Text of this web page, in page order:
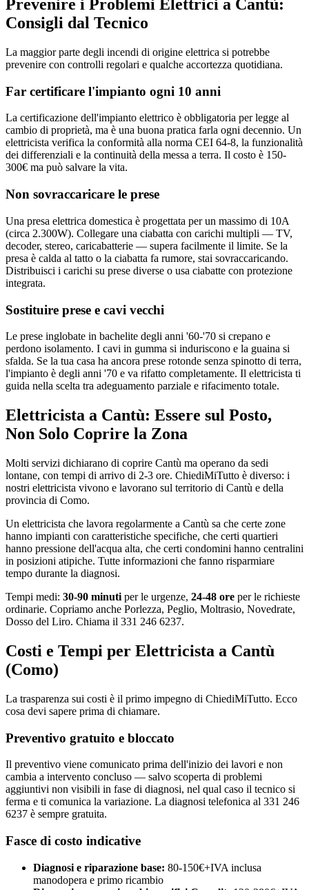
Prevenire i Problemi Elettrici a Cantù:
Consigli dal Tecnico
La maggior parte degli incendi di origine elettrica si potrebbe
prevenire con controlli regolari e qualche accortezza quotidiana.
Far certificare l'impianto ogni 10 anni
La certificazione dell'impianto elettrico è obbligatoria per legge al
cambio di proprietà, ma è una buona pratica farla ogni decennio. Un
elettricista verifica la conformità alla norma CEI 64-8, la funzionalità
dei differenziali e la continuità della messa a terra. Il costo è 150-
300€ ma può salvare la vita.
Non sovraccaricare le prese
Una presa elettrica domestica è progettata per un massimo di 10A
(circa 2.300W). Collegare una ciabatta con carichi multipli — TV,
decoder, stereo, caricabatterie — supera facilmente il limite. Se la
presa è calda al tatto o la ciabatta fa rumore, stai sovraccaricando.
Distribuisci i carichi su prese diverse o usa ciabatte con protezione
integrata.
Sostituire prese e cavi vecchi
Le prese inglobate in bachelite degli anni '60-'70 si crepano e
perdono isolamento. I cavi in gumma si induriscono e la guaina si
sfalda. Se la tua casa ha ancora prese rotonde senza spinotto di terra,
l'impianto è degli anni '70 e va rifatto completamente. Il elettricista ti
guida nella scelta tra adeguamento parziale e rifacimento totale.
Elettricista a Cantù: Essere sul Posto,
Non Solo Coprire la Zona
Molti servizi dichiarano di coprire Cantù ma operano da sedi
lontane, con tempi di arrivo di 2-3 ore. ChiediMiTutto è diverso: i
nostri elettricista vivono e lavorano sul territorio di Cantù e della
provincia di Como.
Un elettricista che lavora regolarmente a Cantù sa che certe zone
hanno impianti con caratteristiche specifiche, che certi quartieri
hanno pressione dell'acqua alta, che certi condomini hanno centralini
in posizioni atipiche. Tutte informazioni che fanno risparmiare
tempo durante la diagnosi.
Tempi medi: 30-90 minuti per le urgenze, 24-48 ore per le richieste
ordinarie. Copriamo anche Porlezza, Peglio, Moltrasio, Novedrate,
Dosso del Liro. Chiama il 331 246 6237.
Costi e Tempi per Elettricista a Cantù
(Como)
La trasparenza sui costi è il primo impegno di ChiediMiTutto. Ecco
cosa devi sapere prima di chiamare.
Preventivo gratuito e bloccato
Il preventivo viene comunicato prima dell'inizio dei lavori e non
cambia a intervento concluso — salvo scoperta di problemi
aggiuntivi non visibili in fase di diagnosi, nel qual caso il tecnico si
ferma e ti comunica la variazione. La diagnosi telefonica al 331 246
6237 è sempre gratuita.
Fasce di costo indicative
Diagnosi e riparazione base: 80-150€+IVA inclusa
manodopera e primo ricambio